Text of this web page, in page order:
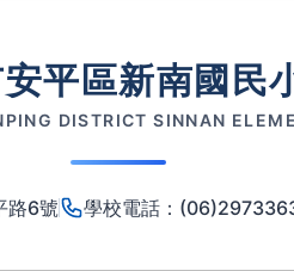
平區新南國民
DISTRICT SINNAN
路6號 學校電話：